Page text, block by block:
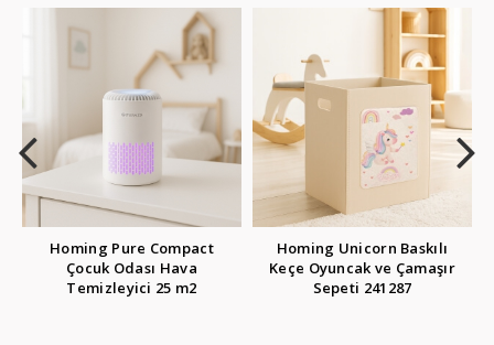
Homing Unicorn Baskılı
Keçe Oyuncak ve Çamaşır
Sepeti 241287
Homing Gülen Surat
Mandal Seti 36 adet